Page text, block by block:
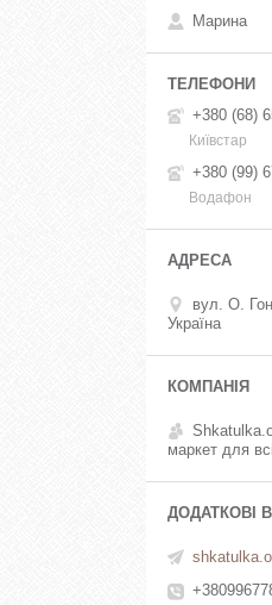
Марина
+380 (68)
Київстар
+380 (99)
Водафон
вул. О.
Україна
маркет для